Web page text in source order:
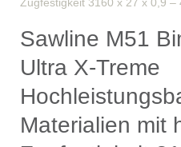
Sawline M51
Ultra X-Treme
Materialien mit